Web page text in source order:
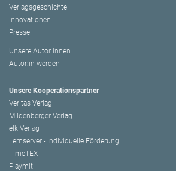
Verlagsgeschichte
Innovationen
Presse
Unsere Autor:innen
Autor:in werden
Unsere Kooperationspartner
Veritas Verlag
Mildenberger Verlag
elk Verlag
Lernserver - Individuelle Förderung
TimeTEX
Playmit